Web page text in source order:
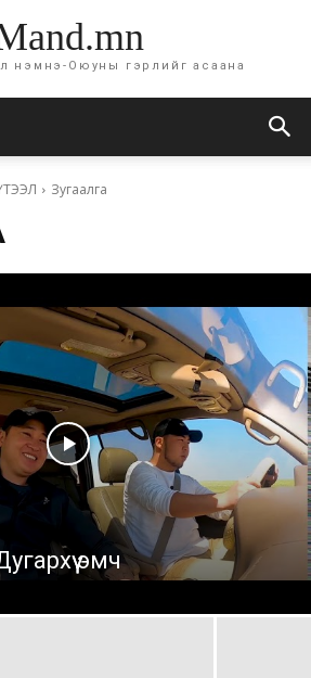
нэмнэ-Оюуны гэрлийг асаана
Зугаалга
эмч